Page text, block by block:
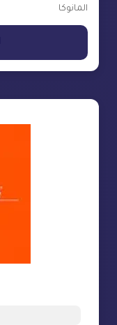
المانوكا